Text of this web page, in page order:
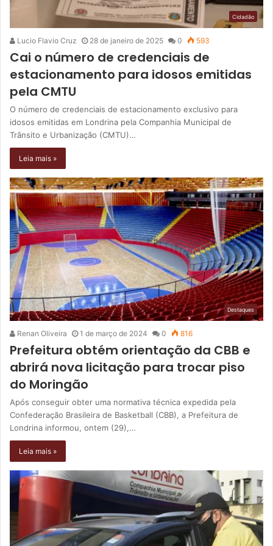
Cidadão
Lucio Flavio Cruz 28 de janeiro de 2025 0 593
Cai o número de credenciais de
estacionamento para idosos emitidas
pela CMTU
O número de credenciais de estacionamento exclusivo para
idosos emitidas em Londrina pela Companhia Municipal de
Trânsito e Urbanização (CMTU)…
Leia mais »
Destaques
Renan Oliveira 1 de março de 2024 0 816
Prefeitura obtém orientação da CBB e
abrirá nova licitação para trocar piso
do Moringão
Após conseguir obter uma normativa técnica expedida pela
Confederação Brasileira de Basketball (CBB), a Prefeitura de
Londrina informou, ontem (29),…
Leia mais »